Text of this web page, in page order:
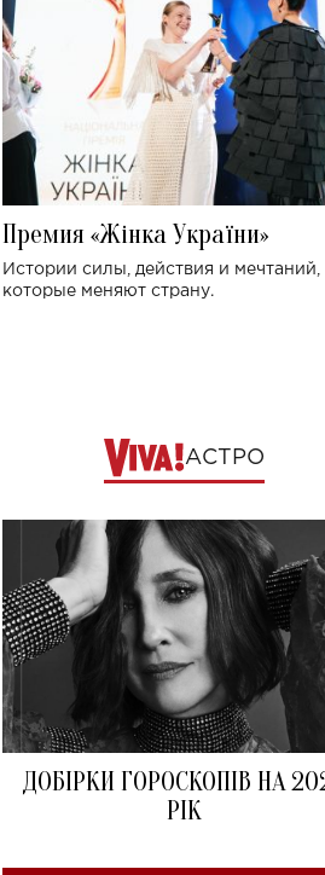
Премия «Жінка України»
Истории силы, действия и мечтаний,
которые меняют страну.
АСТРО
ДОБІРКИ ГОРОСКОПІВ НА
РІК